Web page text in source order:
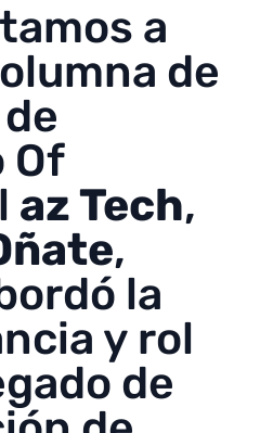
a
de
Of
az Tech,
,
la
y rol
de